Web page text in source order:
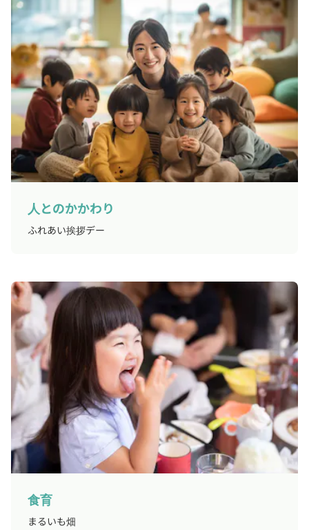
人とのかかわり
ふれあい挨拶デー
食育
まるいも畑